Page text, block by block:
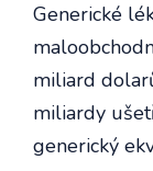
Generické
miliard
miliardy
generický